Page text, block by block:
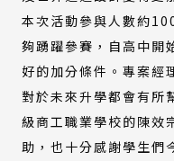
本次活動參與人數約
夠踴躍參賽，自高中開
好的加分條件。專案經
對於未來升學都會有所
級商工職業學校的陳效
助，也十分感謝學生們